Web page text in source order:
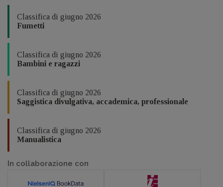
Classifica di giugno 2026
Fumetti
Classifica di giugno 2026
Bambini e ragazzi
Classifica di giugno 2026
Saggistica divulgativa, accademica, professionale
Classifica di giugno 2026
Manualistica
In collaborazione con